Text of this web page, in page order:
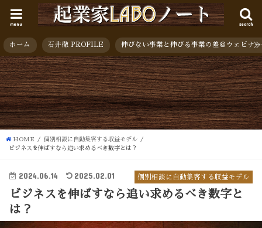
search
menu
ホーム 石井徹 PROFILE 伸びない事業と伸びる事業の差＠ウェビナ
HOME
個別相談に自動集客する収益モデル
ビジネスを伸ばすなら追い求めるべき数字とは？
個別相談に自動集客する収益モデル
2024.06.14 2025.02.01
ビジネスを伸ばすなら追い求めるべき数字と
は？